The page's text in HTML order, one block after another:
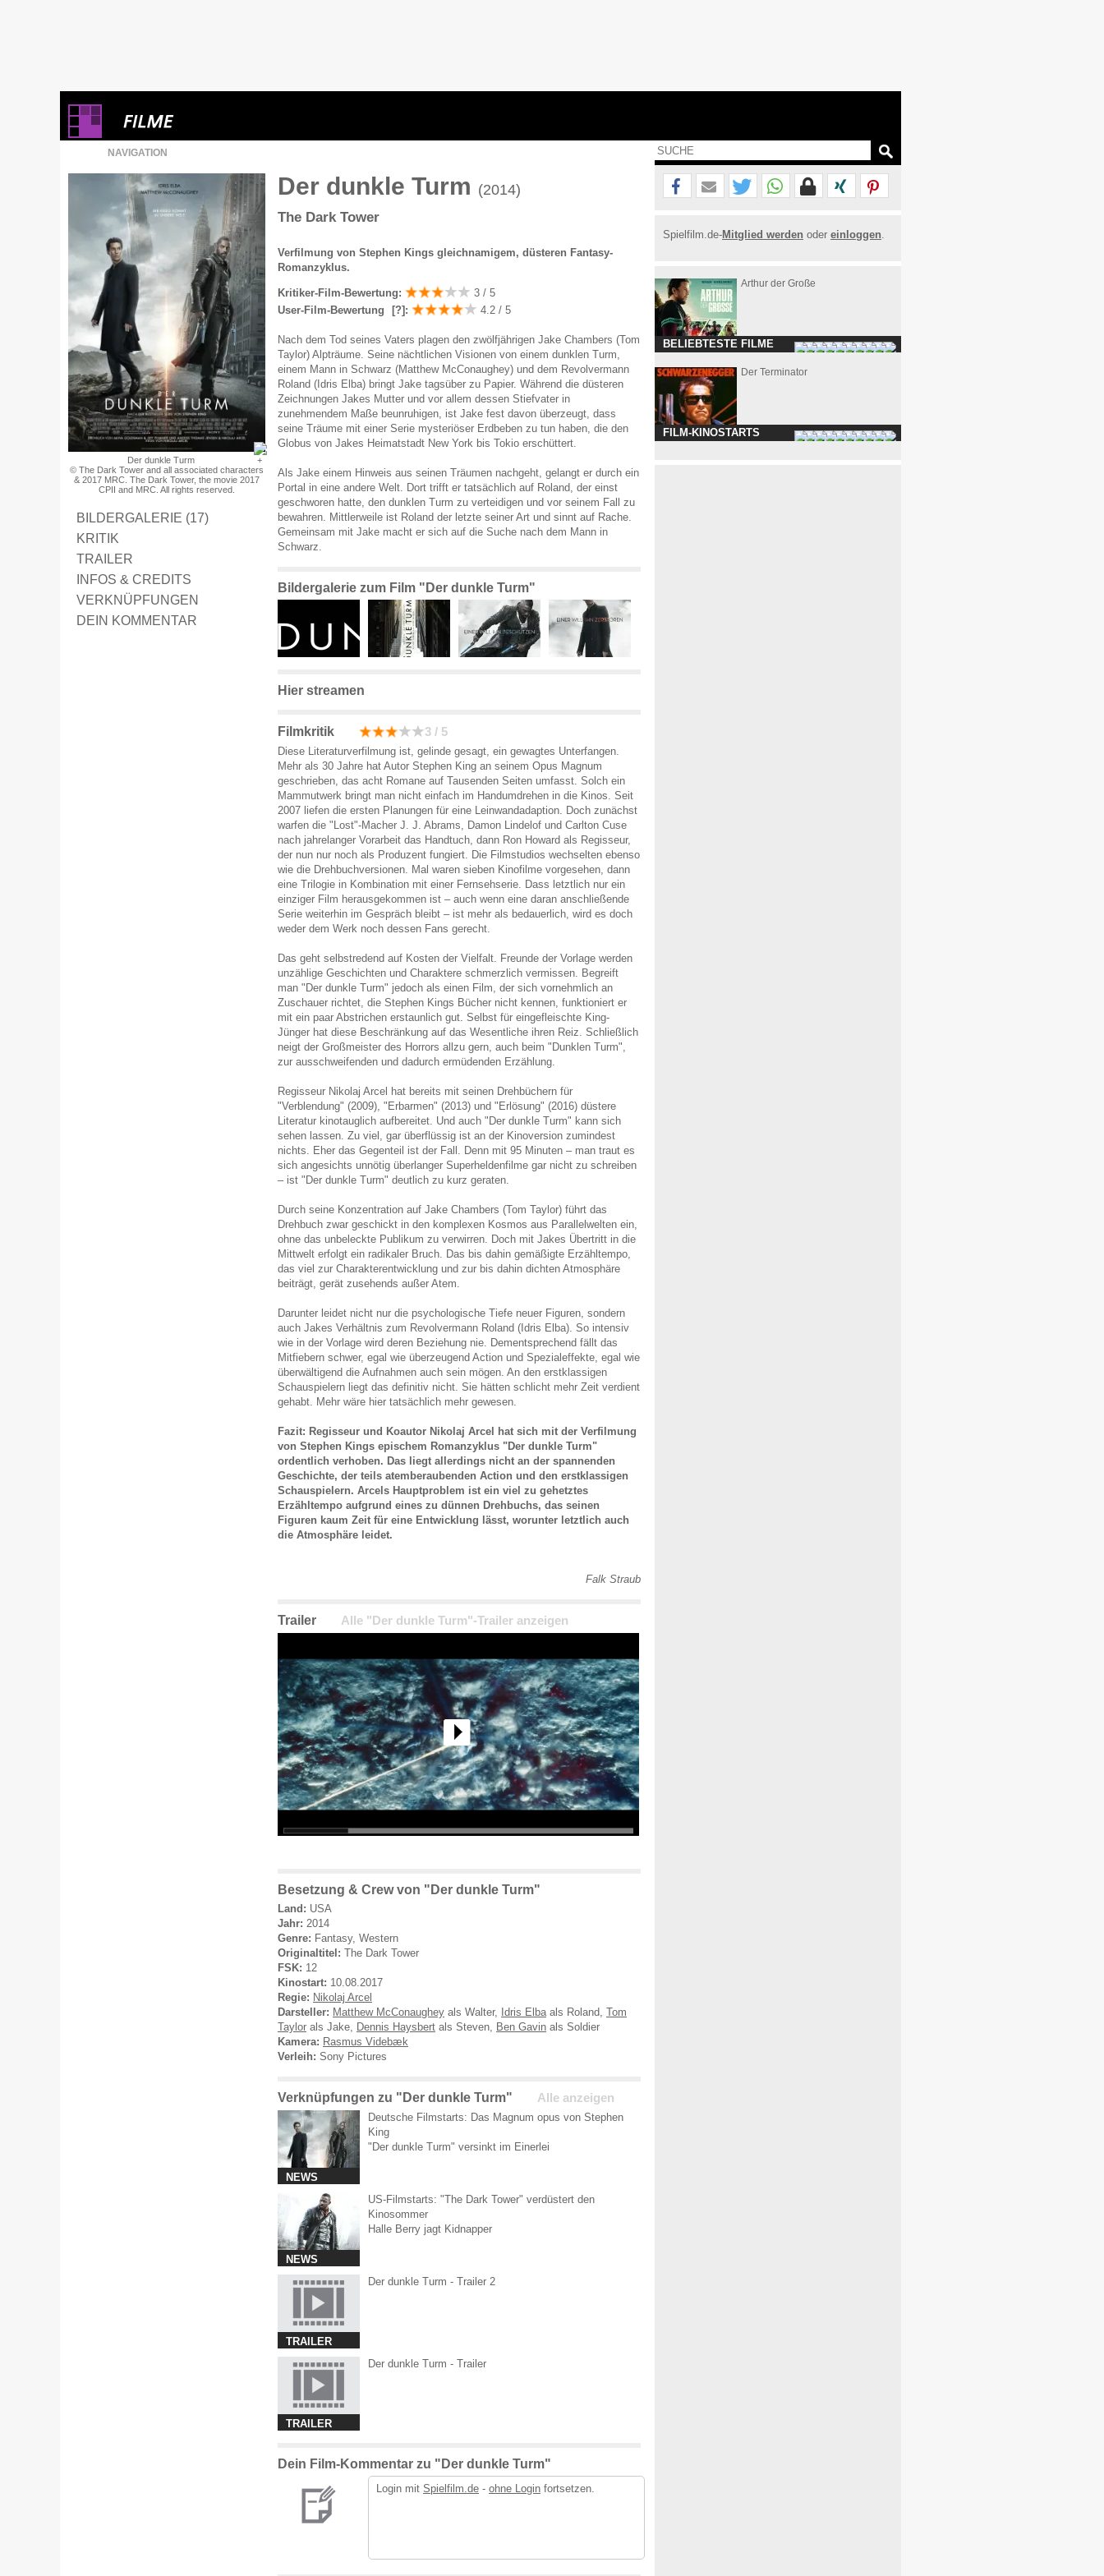
NAVIGATION
Der dunkle Turm
© The Dark Tower and all associated characters
& 2017 MRC. The Dark Tower, the movie 2017
CPII and MRC. All rights reserved.
BILDERGALERIE (17)
KRITIK
TRAILER
INFOS & CREDITS
VERKNÜPFUNGEN
DEIN KOMMENTAR
Der dunkle Turm (2014)
The Dark Tower
Verfilmung von Stephen Kings gleichnamigem, düsteren Fantasy-
Romanzyklus.
Kritiker-Film-Bewertung:
3 / 5
User-Film-Bewertung
[?] : 4.2 / 5
Nach dem Tod seines Vaters plagen den zwölfjährigen Jake Chambers (Tom
Taylor) Alpträume. Seine nächtlichen Visionen von einem dunklen Turm,
einem Mann in Schwarz (Matthew McConaughey) und dem Revolvermann
Roland (Idris Elba) bringt Jake tagsüber zu Papier. Während die düsteren
Zeichnungen Jakes Mutter und vor allem dessen Stiefvater in
zunehmendem Maße beunruhigen, ist Jake fest davon überzeugt, dass
seine Träume mit einer Serie mysteriöser Erdbeben zu tun haben, die den
Globus von Jakes Heimatstadt New York bis Tokio erschüttert.
Als Jake einem Hinweis aus seinen Träumen nachgeht, gelangt er durch ein
Portal in eine andere Welt. Dort trifft er tatsächlich auf Roland, der einst
geschworen hatte, den dunklen Turm zu verteidigen und vor seinem Fall zu
bewahren. Mittlerweile ist Roland der letzte seiner Art und sinnt auf Rache.
Gemeinsam mit Jake macht er sich auf die Suche nach dem Mann in
Schwarz.
Bildergalerie zum Film "Der dunkle Turm"
Hier streamen
Filmkritik 3 / 5
Diese Literaturverfilmung ist, gelinde gesagt, ein gewagtes Unterfangen.
Mehr als 30 Jahre hat Autor Stephen King an seinem Opus Magnum
geschrieben, das acht Romane auf Tausenden Seiten umfasst. Solch ein
Mammutwerk bringt man nicht einfach im Handumdrehen in die Kinos. Seit
2007 liefen die ersten Planungen für eine Leinwandadaption. Doch zunächst
warfen die "Lost"-Macher J. J. Abrams, Damon Lindelof und Carlton Cuse
nach jahrelanger Vorarbeit das Handtuch, dann Ron Howard als Regisseur,
der nun nur noch als Produzent fungiert. Die Filmstudios wechselten ebenso
wie die Drehbuchversionen. Mal waren sieben Kinofilme vorgesehen, dann
eine Trilogie in Kombination mit einer Fernsehserie. Dass letztlich nur ein
einziger Film herausgekommen ist – auch wenn eine daran anschließende
Serie weiterhin im Gespräch bleibt – ist mehr als bedauerlich, wird es doch
weder dem Werk noch dessen Fans gerecht.
Das geht selbstredend auf Kosten der Vielfalt. Freunde der Vorlage werden
unzählige Geschichten und Charaktere schmerzlich vermissen. Begreift
man "Der dunkle Turm" jedoch als einen Film, der sich vornehmlich an
Zuschauer richtet, die Stephen Kings Bücher nicht kennen, funktioniert er
mit ein paar Abstrichen erstaunlich gut. Selbst für eingefleischte King-
Jünger hat diese Beschränkung auf das Wesentliche ihren Reiz. Schließlich
neigt der Großmeister des Horrors allzu gern, auch beim "Dunklen Turm",
zur ausschweifenden und dadurch ermüdenden Erzählung.
Regisseur Nikolaj Arcel hat bereits mit seinen Drehbüchern für
"Verblendung" (2009), "Erbarmen" (2013) und "Erlösung" (2016) düstere
Literatur kinotauglich aufbereitet. Und auch "Der dunkle Turm" kann sich
sehen lassen. Zu viel, gar überflüssig ist an der Kinoversion zumindest
nichts. Eher das Gegenteil ist der Fall. Denn mit 95 Minuten – man traut es
sich angesichts unnötig überlanger Superheldenfilme gar nicht zu schreiben
– ist "Der dunkle Turm" deutlich zu kurz geraten.
Durch seine Konzentration auf Jake Chambers (Tom Taylor) führt das
Drehbuch zwar geschickt in den komplexen Kosmos aus Parallelwelten ein,
ohne das unbeleckte Publikum zu verwirren. Doch mit Jakes Übertritt in die
Mittwelt erfolgt ein radikaler Bruch. Das bis dahin gemäßigte Erzähltempo,
das viel zur Charakterentwicklung und zur bis dahin dichten Atmosphäre
beiträgt, gerät zusehends außer Atem.
Darunter leidet nicht nur die psychologische Tiefe neuer Figuren, sondern
auch Jakes Verhältnis zum Revolvermann Roland (Idris Elba). So intensiv
wie in der Vorlage wird deren Beziehung nie. Dementsprechend fällt das
Mitfiebern schwer, egal wie überzeugend Action und Spezialeffekte, egal wie
überwältigend die Aufnahmen auch sein mögen. An den erstklassigen
Schauspielern liegt das definitiv nicht. Sie hätten schlicht mehr Zeit verdient
gehabt. Mehr wäre hier tatsächlich mehr gewesen.
Fazit: Regisseur und Koautor Nikolaj Arcel hat sich mit der Verfilmung
von Stephen Kings epischem Romanzyklus "Der dunkle Turm"
ordentlich verhoben. Das liegt allerdings nicht an der spannenden
Geschichte, der teils atemberaubenden Action und den erstklassigen
Schauspielern. Arcels Hauptproblem ist ein viel zu gehetztes
Erzähltempo aufgrund eines zu dünnen Drehbuchs, das seinen
Figuren kaum Zeit für eine Entwicklung lässt, worunter letztlich auch
die Atmosphäre leidet.
Falk Straub
Trailer Alle "Der dunkle Turm"-Trailer anzeigen
Besetzung & Crew von "Der dunkle Turm"
Land: USA
Jahr: 2014
Genre: Fantasy, Western
Originaltitel: The Dark Tower
FSK: 12
Kinostart: 10.08.2017
Regie: Nikolaj Arcel
Darsteller: Matthew McConaughey als Walter, Idris Elbaals Roland, Tom
Taylor als Jake, Dennis Haysbert als Steven, Ben Gavin als Soldier
Kamera: Rasmus Videbæk
Verleih: Sony Pictures
Verknüpfungen zu "Der dunkle Turm" Alle anzeigen
NEWS
Deutsche Filmstarts: Das Magnum opus von Stephen
King
"Der dunkle Turm" versinkt im Einerlei
NEWS
US-Filmstarts: "The Dark Tower" verdüstert den
Kinosommer
Halle Berry jagt Kidnapper
TRAILER
Der dunkle Turm - Trailer 2
TRAILER
Der dunkle Turm - Trailer
Dein Film-Kommentar zu "Der dunkle Turm"
Login mit Spielfilm.de - ohne Login fortsetzen.
Spielfilm.de-Mitglied werden oder einloggen.
Arthur der Große
BELIEBTESTE FILME
Der Terminator
FILM-KINOSTARTS